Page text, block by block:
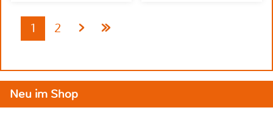
1 2
Neu im Shop